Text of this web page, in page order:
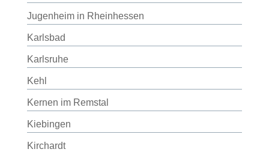
Jugenheim in Rheinhessen
Karlsbad
Karlsruhe
Kehl
Kernen im Remstal
Kiebingen
Kirchardt